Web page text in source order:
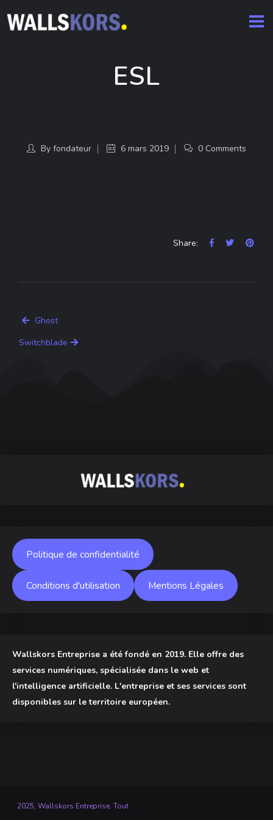
ESL
By fondateur 6 mars 2019 0 Comments
Share:
Ghost
Switchblade
Politique de confidentialité
Conditions d'utilisation Mentions Légales
Wallskors Entreprise a été fondé en 2019. Elle offre des
services numériques, spécialisée dans le web et
l'intelligence artificielle. L'entreprise et ses services sont
disponibles sur le territoire européen.
2025, Wallskors Entreprise. Tout